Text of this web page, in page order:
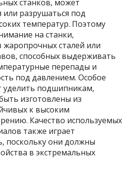
станков, может
разрушаться под
температур. Поэтому
на станки,
жаропрочных сталей или
способных выдерживать
перепады и
под давлением. Особое
уделить подшипникам,
изготовлены из
к высоким
Качество используемых
также играет
поскольку они должны
в экстремальных